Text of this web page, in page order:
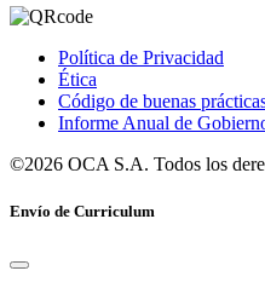
Política de Privacidad
Ética
Código de buenas
Informe Anual de
©2026 OCA S.A. Todos los
Envío de Curriculum